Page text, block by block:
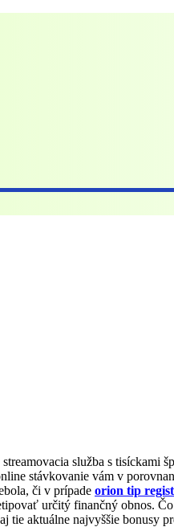
služba s
stávkovanie vám v
či v prípade orion tip
určitý finančný obnos.
tie aktuálne najvyššie bonusy